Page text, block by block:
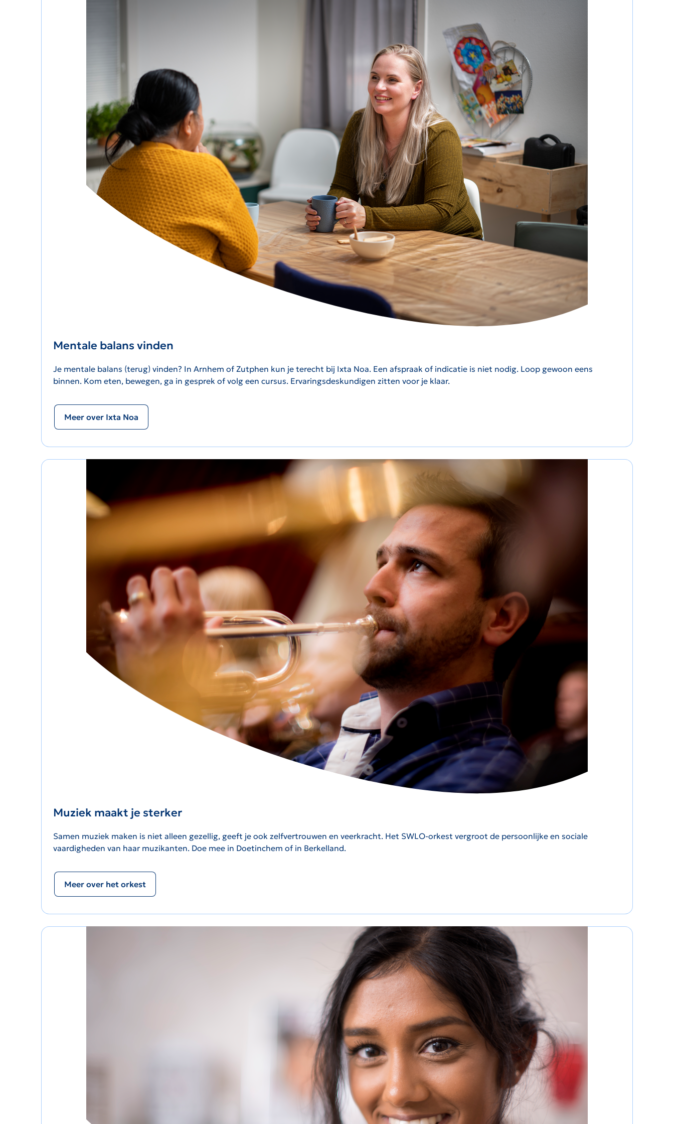
Mentale balans vinden
Je mentale balans (terug) vinden? In Arnhem of Zutphen kun je terecht bij Ixta Noa. Een afspraak of indicatie is niet nodig. Loop gewoon eens
binnen. Kom eten, bewegen, ga in gesprek of volg een cursus. Ervaringsdeskundigen zitten voor je klaar.
Meer over Ixta Noa
Muziek maakt je sterker
Samen muziek maken is niet alleen gezellig, geeft je ook zelfvertrouwen en veerkracht. Het SWLO-orkest vergroot de persoonlijke en sociale
vaardigheden van haar muzikanten. Doe mee in Doetinchem of in Berkelland.
Meer over het orkest